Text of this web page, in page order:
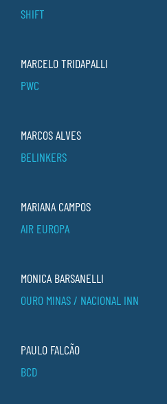
SHIFT
MARCELO TRIDAPALLI
PWC
MARCOS ALVES
BELINKERS
MARIANA CAMPOS
AIR EUROPA
MONICA BARSANELLI
OURO MINAS / NACIONAL INN
PAULO FALCÃO
BCD